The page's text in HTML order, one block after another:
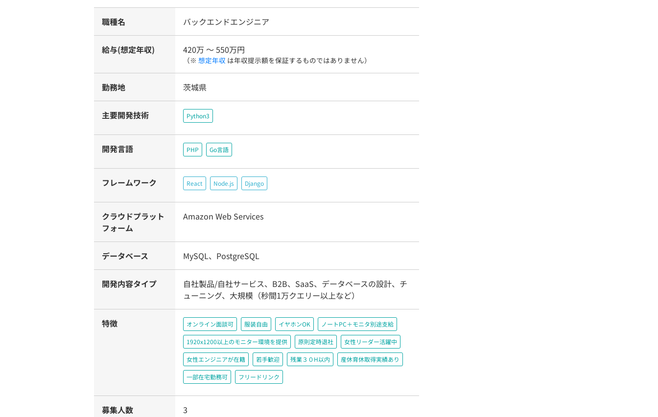
職種名 バックエンドエンジニア
給与(想定年収) 420万 〜 550万円
（※ 想定年収 は年収提示額を保証するものではありません）
勤務地 茨城県
主要開発技術 Python3
開発言語 PHP Go言語
フレームワーク React Node.js Django
クラウドプラット
フォーム
Amazon Web Services
データベース MySQL、PostgreSQL
開発内容タイプ
自社製品/自社サービス、B2B、SaaS、データベースの設計、チ
ューニング、大規模（秒間1万クエリー以上など）
特徴 オンライン面談可 服装自由 イヤホンOK ノートPC＋モニタ別途支給
1920x1200以上のモニター環境を提供 原則定時退社 女性リーダー活躍中
女性エンジニアが在籍 若手歓迎 残業３０H以内 産休育休取得実績あり
一部在宅勤務可 フリードリンク
募集人数 3